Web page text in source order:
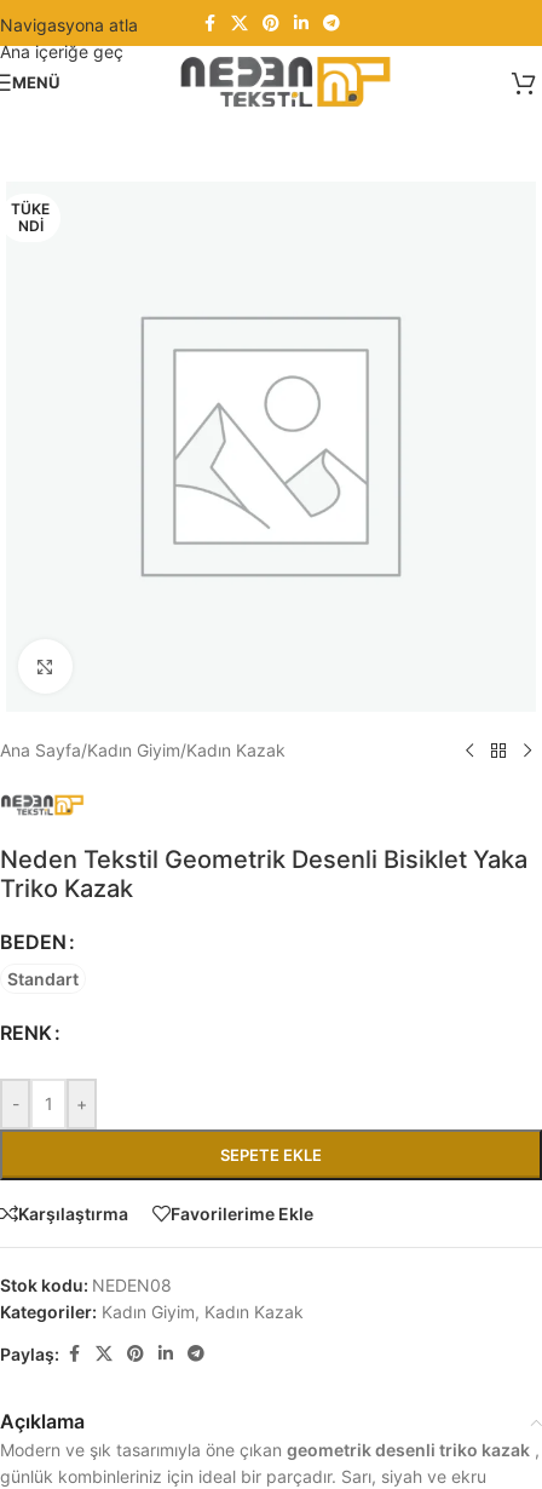
Navigasyona atla
Ana içeriğe geç
MENÜ
TÜKE
NDI
Ana Sayfa/Kadın Giyim/Kadın Kazak
Neden Tekstil Geometrik Desenli Bisiklet Yaka
Triko Kazak
BEDEN
Standart
RENK
- +
SEPETE EKLE
Karşılaştırma Favorilerime Ekle
Stok kodu: NEDEN08
Kategoriler: Kadın Giyim, Kadın Kazak
Paylaş:
Açıklama
Modern ve şık tasarımıyla öne çıkan geometrik desenli triko kazak ,
günlük kombinleriniz için ideal bir parçadır. Sarı, siyah ve ekru